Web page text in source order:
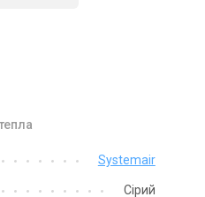
Systemair Topvex TR03 HWH-L-
Systemair
Сірий